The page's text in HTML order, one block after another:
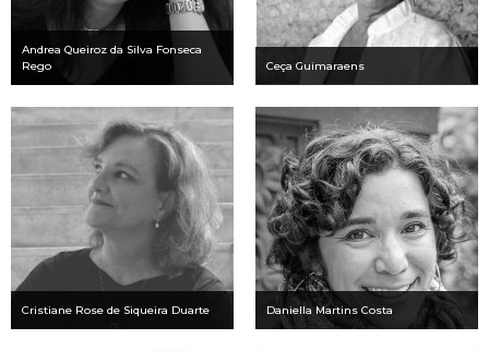
Andrea Queiroz da Silva Fonseca
Rego
Ceça Guimaraens
Cristiane Rose de Siqueira Duarte Daniella Martins Costa